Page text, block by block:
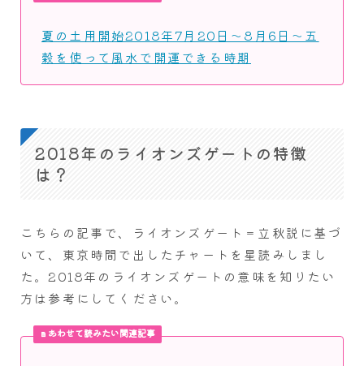
夏の土用開始2018年7月20日～8月6日～五
穀を使って風水で開運できる時期
2018年のライオンズゲートの特徴
は？
こちらの記事で、ライオンズゲート＝立秋説に基づ
いて、東京時間で出したチャートを星読みしまし
た。2018年のライオンズゲートの意味を知りたい
方は参考にしてください。
あわせて読みたい関連記事